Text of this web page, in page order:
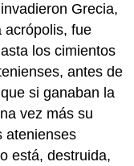
Grecia,
acrópolis, fue
los cimientos
antes de
si ganaban la
vez más su
atenienses
está, destruida,